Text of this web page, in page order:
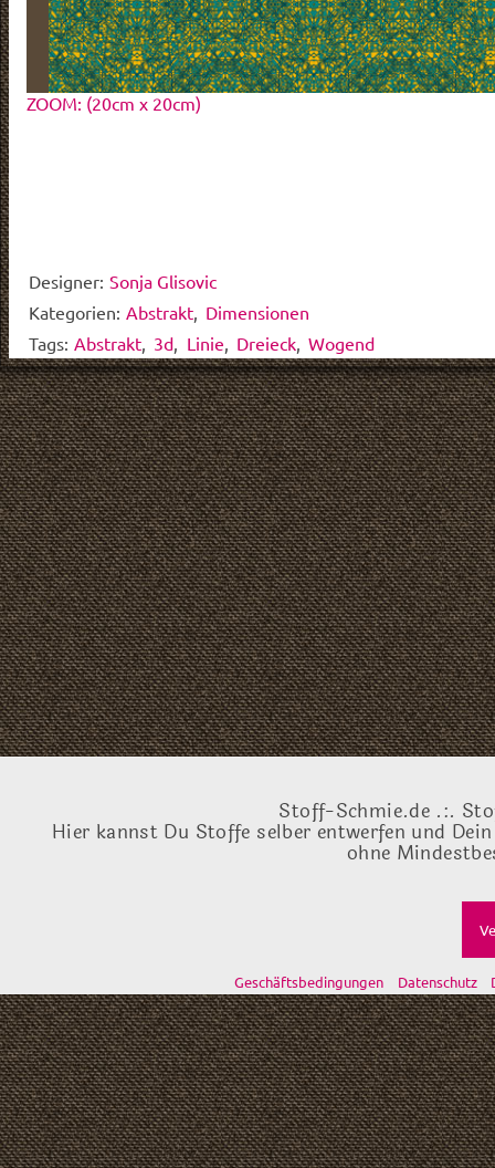
ZOOM: (20cm x 20cm)
Designer: Sonja Glisovic
Kategorien: Abstrakt Dimensionen
Tags: Abstrakt 3d Linie Dreieck, Wogend
Stoff-Schmie.de .:.
Hier kannst Du Stoffe selber entwerfen und
ohne
Geschäftsbedingungen Datenschutz